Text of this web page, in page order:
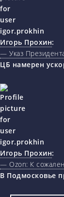
Игорь Прохин:
— Указ
ЦБ намерен
Игорь Прохин:
— Ozon: К
В Подмосковье